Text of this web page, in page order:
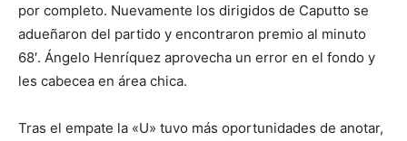
por completo. Nuevamente los dirigidos de Caputto se
adueñaron del partido y encontraron premio al minuto
68′. Ángelo Henríquez aprovecha un error en el fondo y
les cabecea en área chica.
Tras el empate la «U» tuvo más oportunidades de anotar,